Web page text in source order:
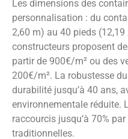
Les dimensions des
personnalisation : du
2,60 m) au 40 pieds
constructeurs proposent
partir de 900€/m² ou des
200€/m². La robustesse
durabilité jusqu’à 40 ans,
environnementale réduite.
raccourcis jusqu’à 70%
traditionnelles.